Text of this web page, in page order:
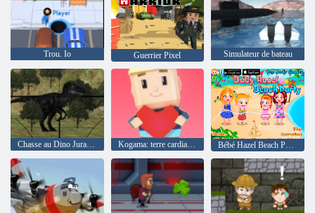
Trou. Io Guerrier Pixel Simulateur de bateau
Chasse au Dino Jurassique Kogama: terre cardiaque Bébé Hazel Beach Party